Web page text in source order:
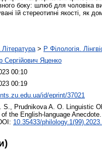
боку: шлюб для чоловіка
їй стереотипні якості, як
> P Філологія.
Сергійович Яценко
00:10
00:19
id/eprint/37021
S. Prudnikova A. O. Linguistic
the English-language Anecdote.
10.35433/